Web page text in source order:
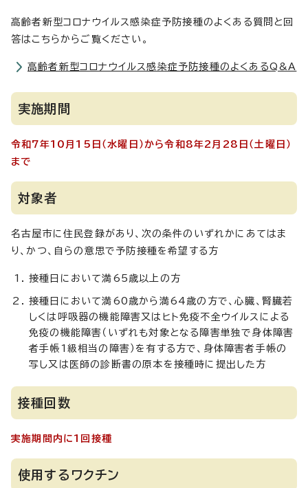
高齢者新型コロナウイルス感染症予防接種のよくある質問と回
答はこちらからご覧ください。
高齢者新型コロナウイルス感染症予防接種のよくあるQ&A
実施期間
令和7年10月15日（水曜日）から令和8年2月28日（土曜日）
まで
対象者
名古屋市に住民登録があり、次の条件のいずれかにあてはま
り、かつ、自らの意思で予防接種を希望する方
接種日において満65歳以上の方
接種日において満60歳から満64歳の方で、心臓、腎臓若
しくは呼吸器の機能障害又はヒト免疫不全ウイルスによる
免疫の機能障害（いずれも対象となる障害単独で身体障害
者手帳1級相当の障害）を有する方で、身体障害者手帳の
写し又は医師の診断書の原本を接種時に提出した方
接種回数
実施期間内に1回接種
使用するワクチン